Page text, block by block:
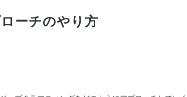
ーチのやり方